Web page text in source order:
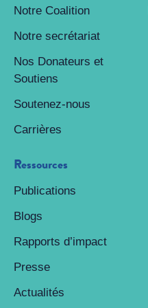
Notre Coalition
Notre secrétariat
Nos Donateurs et
Soutiens
Soutenez-nous
Carrières
Ressources
Publications
Blogs
Rapports d’impact
Presse
Actualités